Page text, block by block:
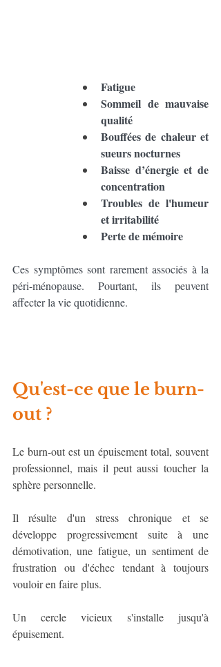
Fatigue
Sommeil de mauvaise
qualité
Bouffées de chaleur et
sueurs nocturnes
Baisse d’énergie et de
concentration
Troubles de l'humeur
et irritabilité
Perte de mémoire
Ces symptômes sont rarement associés à la
péri-ménopause. Pourtant, ils peuvent
affecter la vie quotidienne.
Qu'est-ce que le burn-
out ?
Le burn-out est un épuisement total, souvent
professionnel, mais il peut aussi toucher la
sphère personnelle.
Il résulte d'un stress chronique et se
développe progressivement suite à une
démotivation, une fatigue, un sentiment de
frustration ou d'échec tendant à toujours
vouloir en faire plus.
Un cercle vicieux s'installe jusqu'à
épuisement.